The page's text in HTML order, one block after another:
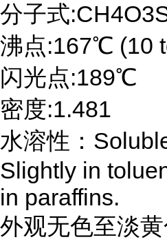
分子式
沸点:167℃ (10
闪光点:189℃
密度:1.481
水溶性：
Slightly in
in paraffins.
外观无色至淡